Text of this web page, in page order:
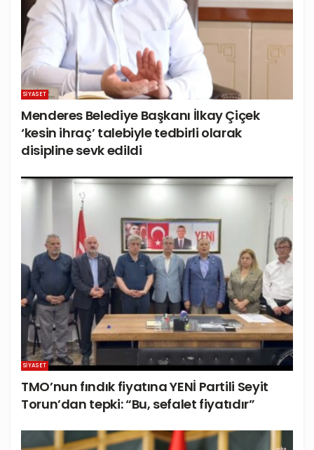
SIYASET
Menderes Belediye Başkanı İlkay Çiçek
‘kesin ihraç’ talebiyle tedbirli olarak
disipline sevk edildi
SIYASET
TMO’nun fındık fiyatına YENİ Partili Seyit
Torun’dan tepki: “Bu, sefalet fiyatıdır”